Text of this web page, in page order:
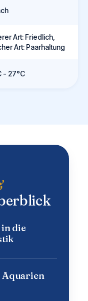
Art: Friedlich,
Art: Paarhaltung
- 27°C
die